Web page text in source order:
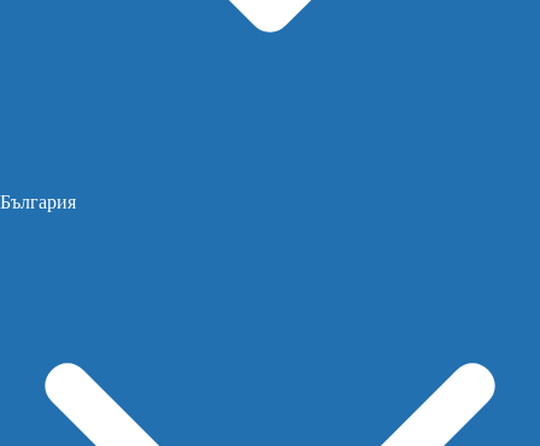
България